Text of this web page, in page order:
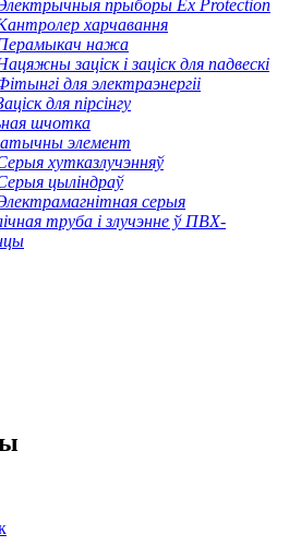
прыборы Ex Protection
харчавання
нажа
заціск і заціск для падвескі
для электраэнергіі
для пірсінгу
шчотка
элемент
хутказлучэнняў
цыліндраў
серыя
труба і злучэнне ў ПВХ-